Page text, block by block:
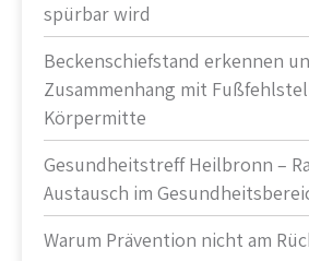
spürbar wird
Beckenschiefstand erkennen
Zusammenhang mit
Körpermitte
Gesundheitstreff Heilbronn –
Austausch im
Warum Prävention nicht am